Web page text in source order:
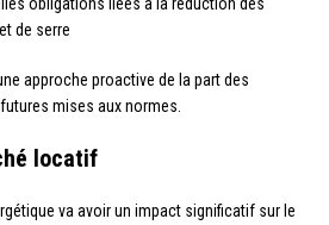
de serre
approche proactive de la part des
mises aux normes.
locatif
va avoir un impact significatif sur le